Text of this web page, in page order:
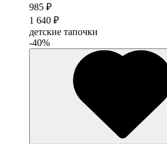
985 ₽
1 640 ₽
детские тапочки
-40%